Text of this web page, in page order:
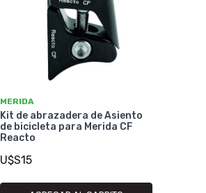
MERIDA
Kit de abrazadera de Asiento
de bicicleta para Merida CF
Reacto
U$S15